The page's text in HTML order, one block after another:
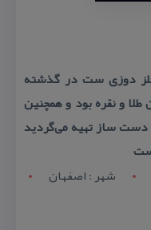
دوزی ست در گذشته
و نقره بود و همچنین
دست ساز تهیه می‌گردید
شهر : اصفهان